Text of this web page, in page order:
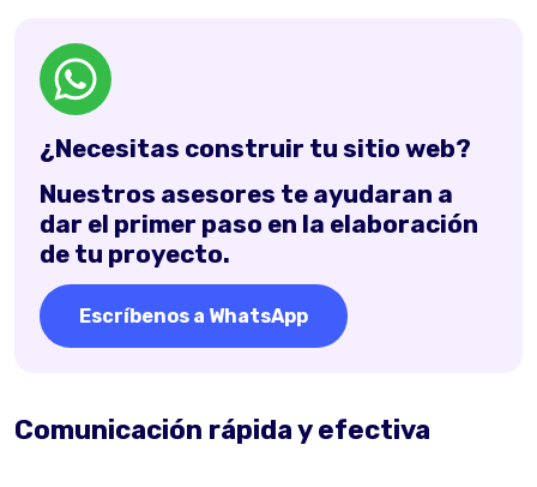
¿Necesitas construir tu sitio web?
Nuestros asesores te ayudaran a
dar el primer paso en la elaboración
de tu proyecto.
Escríbenos a WhatsApp
Comunicación rápida y efectiva